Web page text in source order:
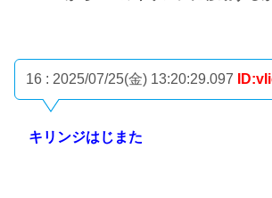
16 : 2025/07/25(金) 13:20:29.097
キリンジはじまた